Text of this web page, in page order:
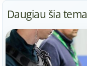
Daugiau šia tema